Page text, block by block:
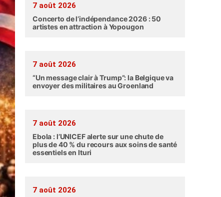
7 août 2026
Concerto de l’indépendance 2026 : 50
artistes en attraction à Yopougon
7 août 2026
“Un message clair à Trump”: la Belgique va
envoyer des militaires au Groenland
7 août 2026
Ebola : l’UNICEF alerte sur une chute de
plus de 40 % du recours aux soins de santé
essentiels en Ituri
7 août 2026